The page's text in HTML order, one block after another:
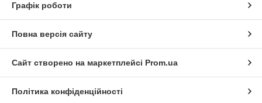
Графік роботи
Повна версія сайту
Сайт створено на маркетплейсі Prom.ua
Політика конфіденційності